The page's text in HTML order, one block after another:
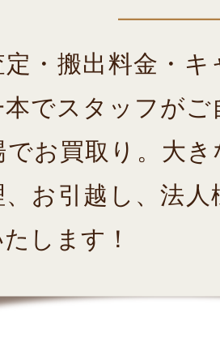
定・搬出料金・
本でスタッフが
でお買取り。大
、お引越し、法
します！